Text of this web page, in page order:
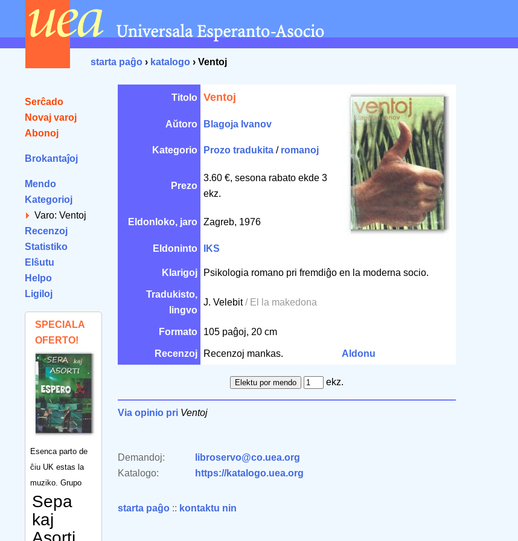
starta paĝo › katalogo › Ventoj
Serĉado
Novaj varoj
Abonoj
Brokantaĵoj
Mendo
Kategorioj
Varo: Ventoj
Recenzoj
Statistiko
Elŝutu
Helpo
Ligiloj
SPECIALA
OFERTO!
Esenca parto de
ĉiu UK estas la
muziko. Grupo
Sepa
kaj
Titolo Ventoj
Aŭtoro Blagoja Ivanov
Kategorio Prozo tradukita / romanoj
Prezo
3.60 €, sesona rabato ekde 3
ekz.
Eldonloko, jaro Zagreb, 1976
Eldoninto IKS
Klarigoj Psikologia romano pri fremdiĝo en la moderna socio.
Tradukisto,
lingvo
J. Velebit/ El la makedona
Formato 105 paĝoj, 20 cm
Recenzoj Recenzoj mankas. Aldonu
ekz.
Via opinio pri Ventoj
Demandoj:
libroservo@co.uea.org
Katalogo:
https://katalogo.uea.org
starta paĝo :: kontaktu nin